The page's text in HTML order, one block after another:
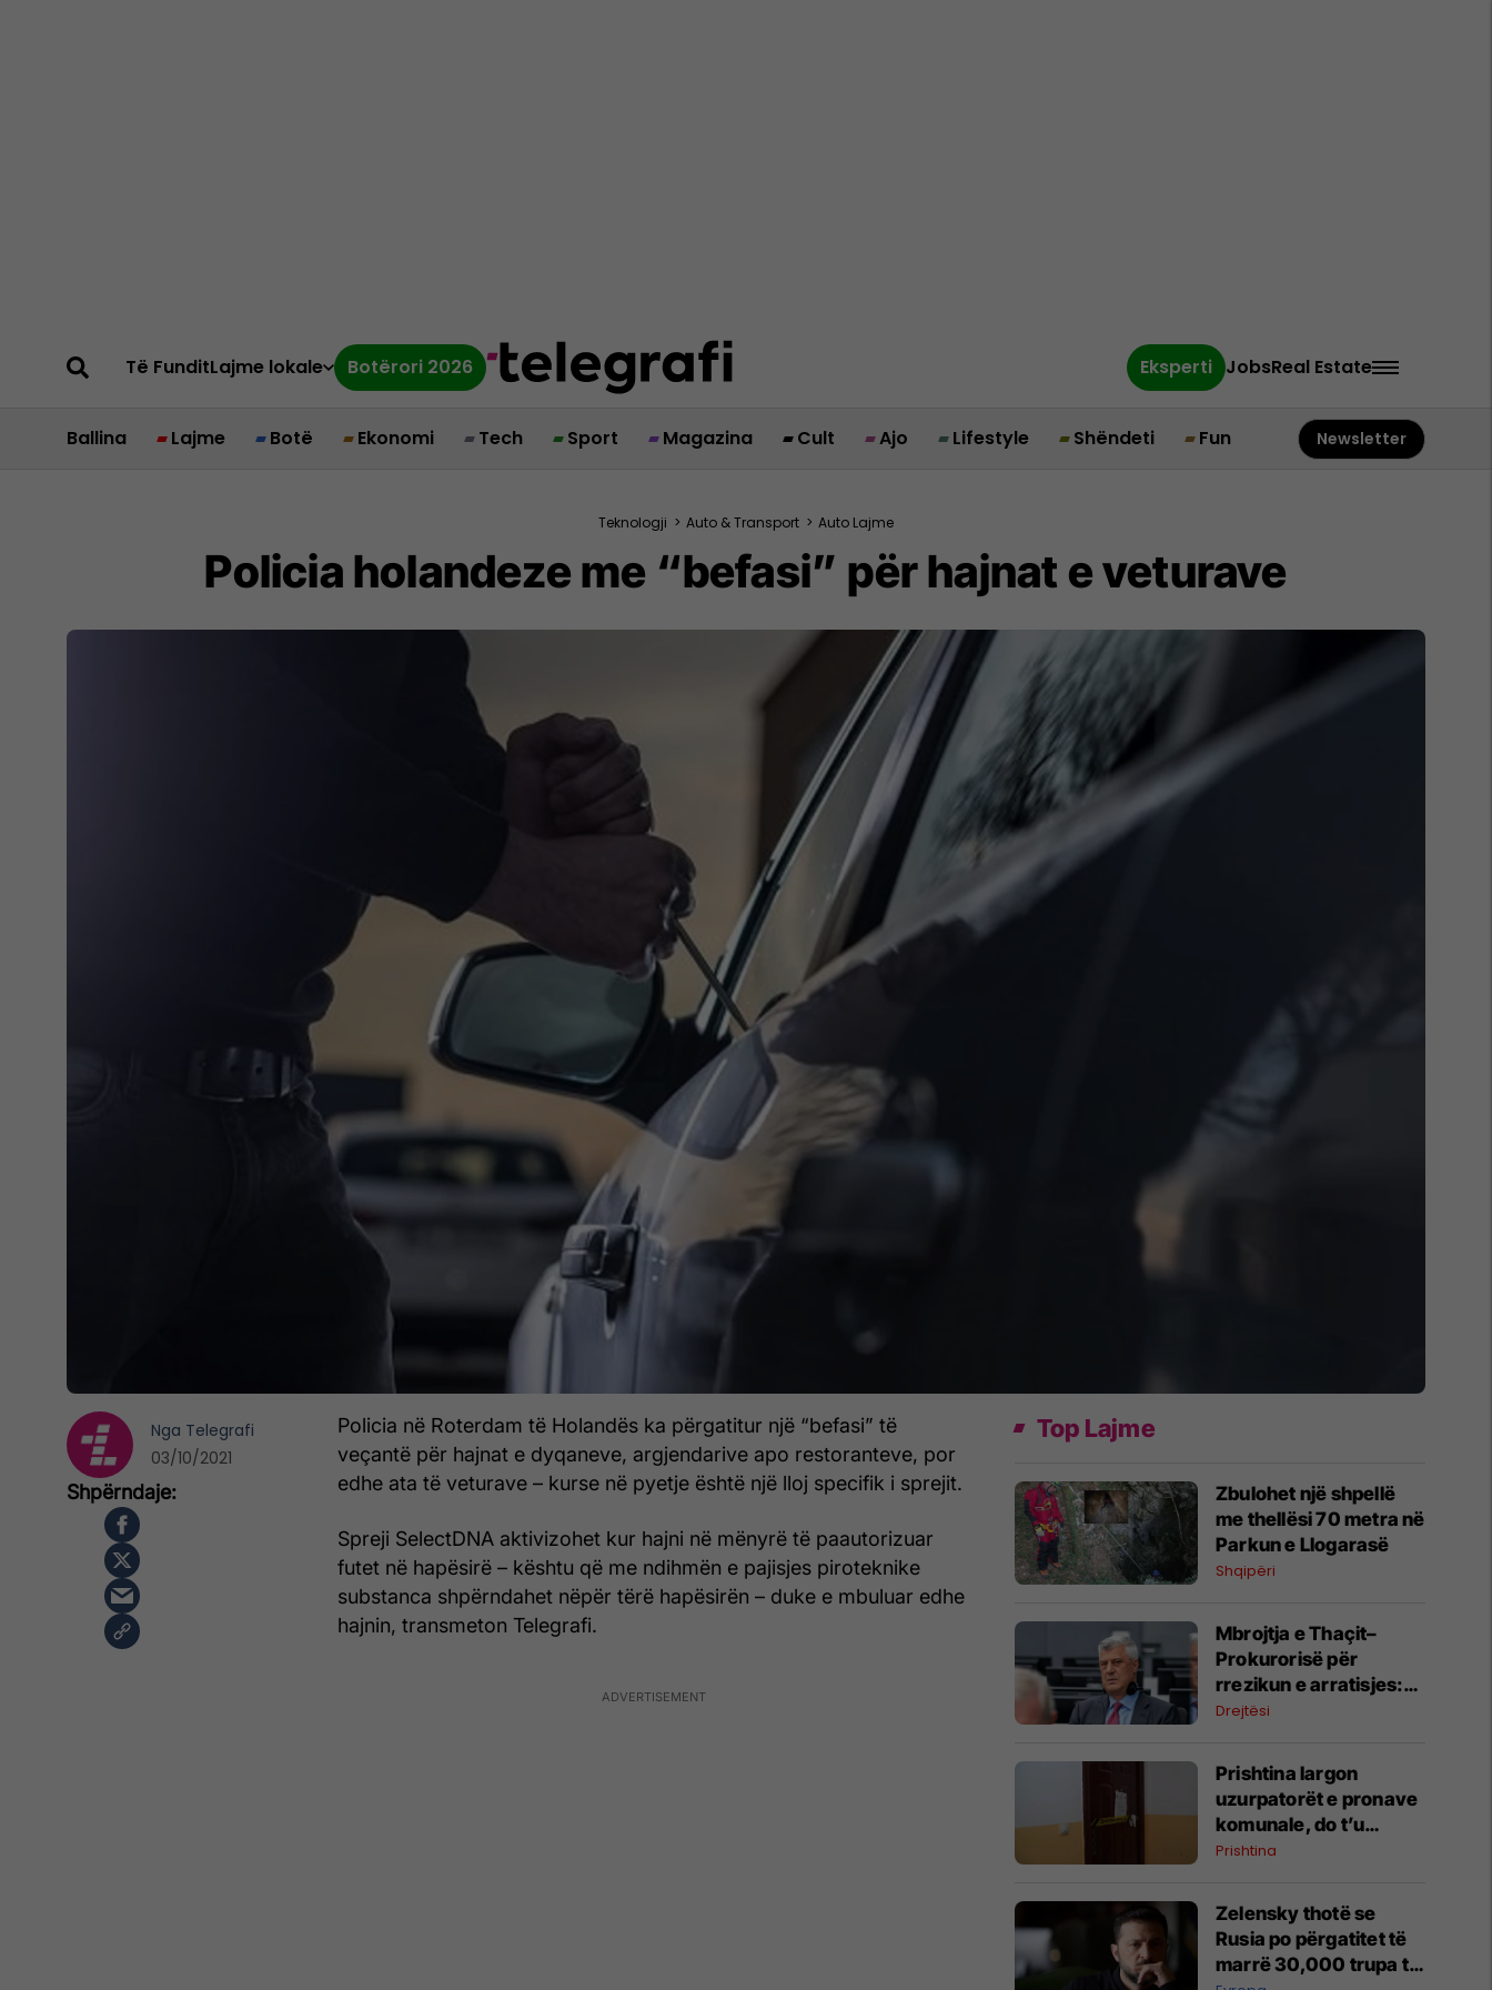
Të FunditLajme lokale Botërori 2026 Eksperti JobsReal Estate
Ballina Lajme Botë Ekonomi Tech Sport Magazina Cult Ajo Lifestyle Shëndeti Fun Newsletter
Teknologji > Auto & Transport > Auto Lajme
Policia holandeze me “befasi” për hajnat e veturave
Policia në Roterdam të Holandës ka përgatitur një “befasi” të
veçantë për hajnat e dyqaneve, argjendarive apo restoranteve, por
edhe ata të veturave – kurse në pyetje është një lloj specifik i sprejit.
Spreji SelectDNA aktivizohet kur hajni në mënyrë të paautorizuar
futet në hapësirë – kështu që me ndihmën e pajisjes piroteknike
substanca shpërndahet nëpër tërë hapësirën – duke e mbuluar edhe
hajnin, transmeton Telegrafi.
Nga Telegrafi
03/10/2021
Top Lajme
Zbulohet një shpellë
me thellësi 70 metra në
Parkun e Llogarasë
Shqipëri
​Mbrojtja e Thaçit–
Prokurorisë për
rrezikun e arratisjes:
Garantues vëllai i tij
Drejtësi
Prishtina largon
uzurpatorët e pronave
komunale, do t’u
ndahen familjeve në
Prishtina
Zelensky thotë se
Rusia po përgatitet të
marrë 30,000 trupa të